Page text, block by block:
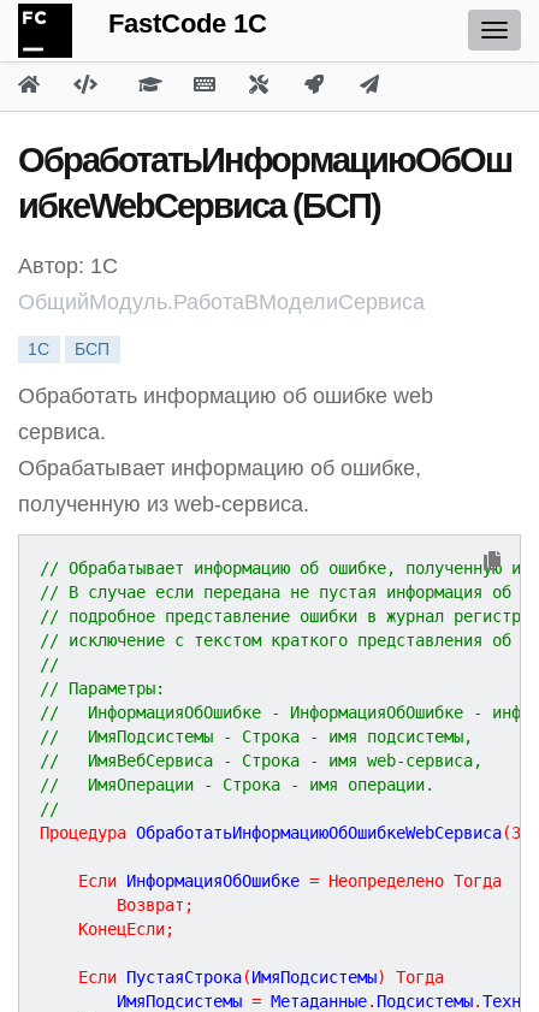
FastCode 1C
ОбработатьИнформациюОбОш
ибкеWebСервиса (БСП)
Автор: 1С
ОбщийМодуль.РаботаВМоделиСервиса
1С БСП
Обработать информацию об ошибке web
сервиса.
Обрабатывает информацию об ошибке,
полученную из web-сервиса.
// Обрабатывает информацию об ошибке, полученную из
// В случае если передана не пустая информация об
// подробное представление ошибки в журнал
// исключение с текстом краткого представления об
//
// Параметры:
//   ИнформацияОбОшибке - ИнформацияОбОшибке -
//   ИмяПодсистемы - Строка - имя подсистемы,
//   ИмяВебСервиса - Строка - имя web-сервиса,
//   ИмяОперации - Строка - имя операции.
//
Процедура ОбработатьИнформациюОбОшибкеWebСервиса(
Если ИнформацияОбОшибке = Неопределено Тогда
Возврат ;
КонецЕсли;
Если ПустаяСтрока(ИмяПодсистемы)
Тогда
		ИмяПодсистемы
= Метаданные. Подсистемы.